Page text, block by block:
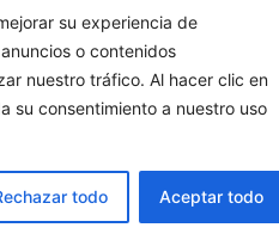
su experiencia de
o contenidos
nuestro tráfico. Al hacer clic en
su consentimiento a nuestro uso
todo Aceptar todo
Cristianas
sobre la Iglesia católica
Redes Cristianas